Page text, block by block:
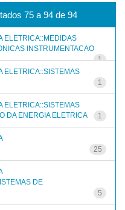
75 a 94 de 94
ELETRICA::MEDIDAS
INSTRUMENTACAO
1
ELETRICA::SISTEMAS
1
ELETRICA::SISTEMAS
DA ENERGIA ELETRICA
1
25
DE
5